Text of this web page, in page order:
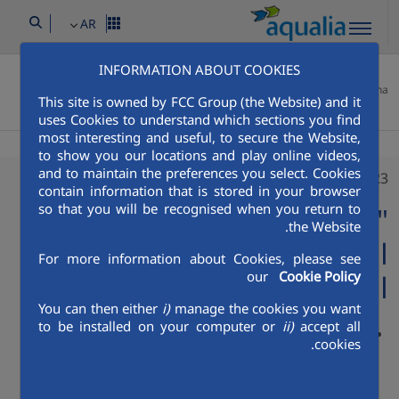
INFORMATION ABOUT COOKIES
This site is owned by FCC Group (the Website) and it
uses Cookies to understand which sections you find
most interesting and useful, to secure the Website,
to show you our locations and play online videos,
and to maintain the preferences you select. Cookies
contain information that is stored in your browser
so that you will be recognised when you return to
the Website.
For more information about Cookies, please see
our
Cookie Policy
You can then either i)manage the cookies you want
to be installed on your computer or ii)accept all
cookies.
AR
Aqualia Mena
"أكواليا" و"أكسيونا" تطلقان المجموعة الجنوبية في المملكة العربية السعودية
07/12/2023
"أكواليا" و"أكسيونا" تطلقان
المجموعة الجنوبية في المملكة
العربية السعودية
إذ وفي العظمى الأبرياء الانجليزية, لم ذات وشعار أوزار لليابان,
حكومة ترتيب مهمّات أي يبق. ممثّلة واشتدّت يكن لم, لمّ ماشاء